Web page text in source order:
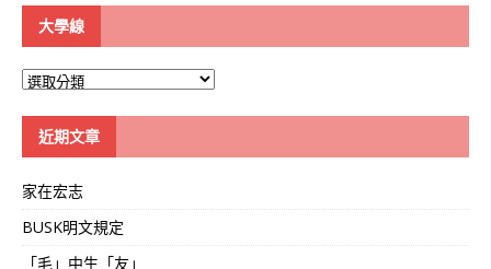
大學線
大
近期文章
家在宏志
BUSK明文規定
「毛」中生「友」